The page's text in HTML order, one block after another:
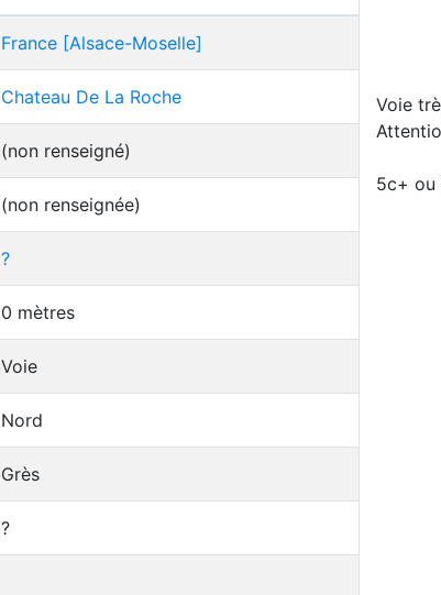
France [Alsace-Moselle]
Chateau De La Roche
(non renseigné)
(non renseignée)
?
0 mètres
Voie
Nord
Grès
?
Voie
5c+ ou